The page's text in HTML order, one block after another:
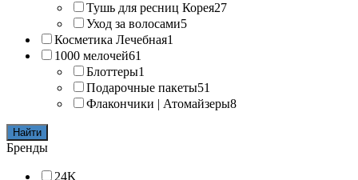
Тушь для ресниц Корея27
Уход за волосами5
Косметика Лечебная1
1000 мелочей61
Блоттеры1
Подарочные пакеты51
Флакончики | Атомайзеры8
Найти
Бренды
24K